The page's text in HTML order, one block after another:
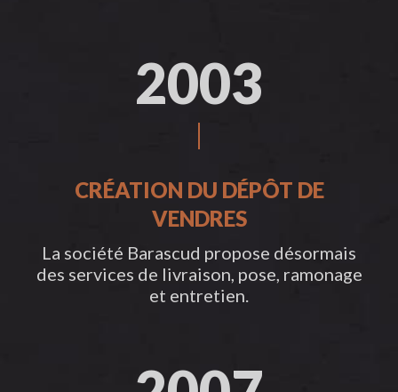
2003
CRÉATION DU DÉPÔT DE
VENDRES
La société Barascud propose désormais
des services de livraison, pose, ramonage
et entretien.